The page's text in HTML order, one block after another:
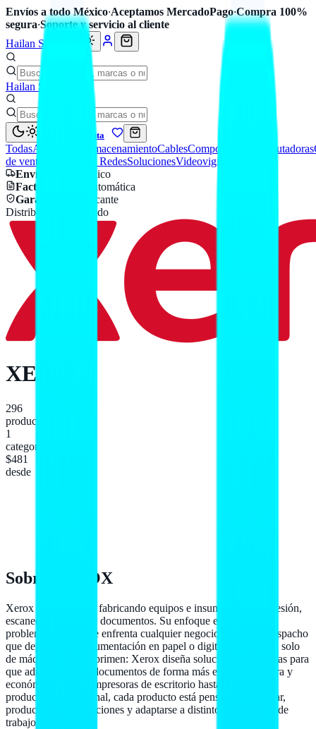
Envíos a todo México·Aceptamos MercadoPago·Compra 100%
segura·Soporte y servicio al cliente
Hailan Store
Hailan Store
Mi cuenta
TodasAccesorios AlmacenamientoCablesComponentes Computadoras
de venta
Seguridad y RedesSolucionesVideovigilancia
Envío
a todo México
Factura CFDI
automática
Garantía
de fabricante
Distribuidor autorizado
XEROX
296
productos
1
categoría
$481
desde
Sobre XEROX
Xerox lleva décadas fabricando equipos e insumos para impresión,
escaneo y gestión de documentos. Su enfoque es resolver los
problemas reales que enfrenta cualquier negocio, oficina o despacho
que depende de documentación en papel o digital. No se trata solo
de máquinas que imprimen: Xerox diseña soluciones completas para
que administres tus documentos de forma más eficiente, segura y
económica. Desde impresoras de escritorio hasta sistemas de
producción profesional, cada producto está pensado para durar,
producir sin interrupciones y adaptarse a distintos volúmenes de
trabajo.